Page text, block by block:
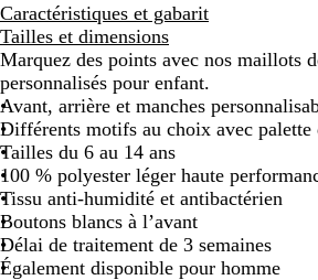
Caractéristiques et gabarit
Tailles et dimensions
Marquez des points avec nos maillots
personnalisés pour enfant.
Avant, arrière et manches
Différents motifs au choix avec
Tailles du 6 au 14 ans
100 % polyester léger haute
Tissu anti-humidité et antibactérien
Boutons blancs à l’avant
Délai de traitement de 3 semaines
Également disponible pour homme